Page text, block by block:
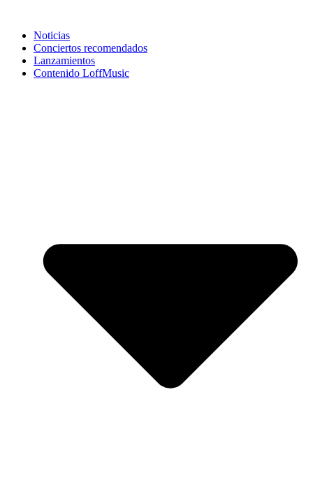
Noticias
Conciertos recomendados
Lanzamientos
Contenido LoffMusic